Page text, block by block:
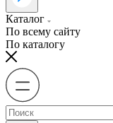
Каталог
По всему сайту
По каталогу